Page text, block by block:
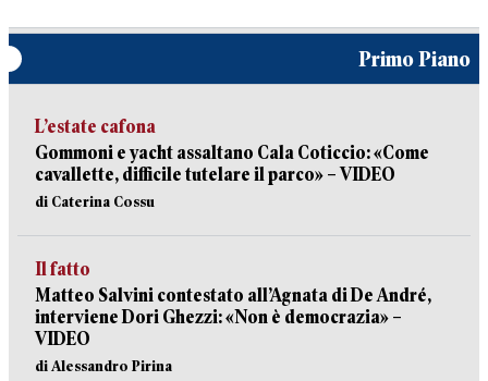
Primo Piano
L’estate cafona
Gommoni e yacht assaltano Cala Coticcio: «Come
cavallette, difficile tutelare il parco» – VIDEO
di Caterina Cossu
Il fatto
Matteo Salvini contestato all’Agnata di De André,
interviene Dori Ghezzi: «Non è democrazia» –
VIDEO
di Alessandro Pirina